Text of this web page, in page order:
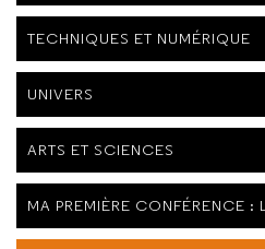
TECHNIQUES ET NUMÉRIQUE
UNIVERS
ARTS ET SCIENCES
MA PREMIÈRE CONFÉRENCE :